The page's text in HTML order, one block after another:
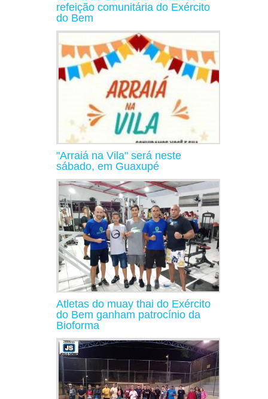
refeição comunitária do Exército
do Bem
"Arraiá na Vila" será neste
sábado, em Guaxupé
Atletas do muay thai do Exército
do Bem ganham patrocínio da
Bioforma